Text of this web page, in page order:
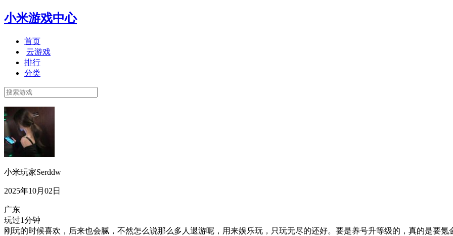
小米游戏中心
首页
云游戏
排行
分类
小米玩家Serddw
2025年10月02日
广东
玩过1分钟
刚玩的时候喜欢，后来也会腻，不然怎么说那么多人退游呢，用来娱乐玩，只玩无尽的还好。要是养号升等级的，真的是要氪